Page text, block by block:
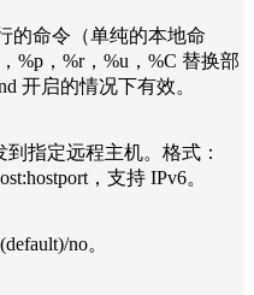
的命令（单纯的本地命
%p，%r，%u，%C 替换部
开启的情况下有效。
指定远程主机。格式：
，支持 IPv6。
no。